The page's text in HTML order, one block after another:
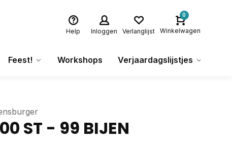
Help Inloggen Verlanglijst
0
Winkelwagen
Feest! Workshops Verjaardagslijstjes
ST - 99 BIJEN